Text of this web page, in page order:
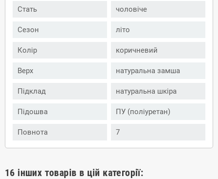
Стать чоловіче
Сезон літо
Колір коричневий
Верх натуральна замша
Підклад натуральна шкіра
Підошва ПУ (поліуретан)
Повнота 7
16 інших товарів в цій категорії: